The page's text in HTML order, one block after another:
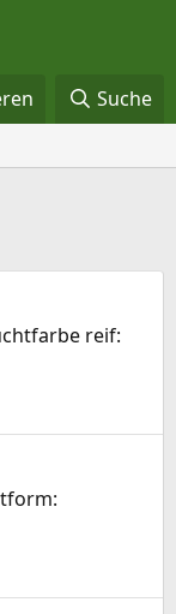
Suche
reif: